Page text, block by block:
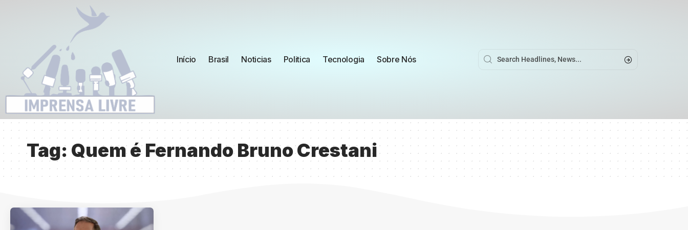
Início Brasil Noticias Politica Tecnologia Sobre Nós
Tag: Quem é Fernando Bruno Crestani